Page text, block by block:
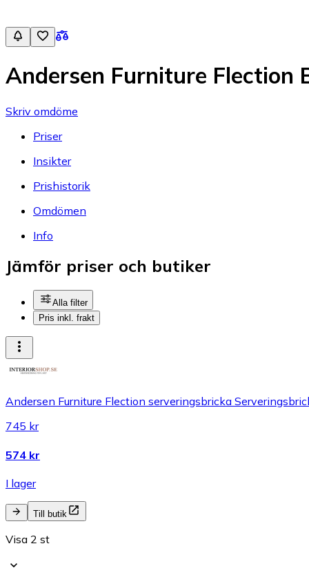
Andersen Furniture Flection
Skriv omdöme
Priser
Insikter
Prishistorik
Omdömen
Info
Jämför priser och butiker
Alla filter
Pris inkl. frakt
Andersen Furniture Flection serveringsbricka
745 kr
574 kr
I lager
Till butik
Visa 2 st